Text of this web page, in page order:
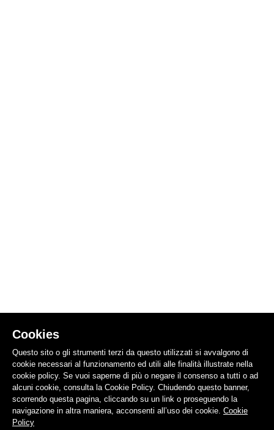
Cookies
Questo sito o gli strumenti terzi da questo utilizzati si avvalgono di
cookie necessari al funzionamento ed utili alle finalità illustrate nella
cookie policy. Se vuoi saperne di più o negare il consenso a tutti o ad
alcuni cookie, consulta la Cookie Policy. Chiudendo questo banner,
scorrendo questa pagina, cliccando su un link o proseguendo la
navigazione in altra maniera, acconsenti all’uso dei cookie. Cookie
Policy